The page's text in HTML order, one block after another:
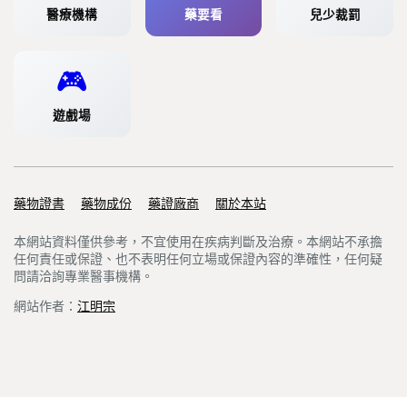
醫療機構 藥要看 兒少裁罰
🎮
遊戲場
Support links
藥物證書 藥物成份 藥證廠商 關於本站
本網站資料僅供參考，不宜使用在疾病判斷及治療。本網站不承擔
任何責任或保證、也不表明任何立場或保證內容的準確性，任何疑
問請洽詢專業醫事機構。
網站作者： 江明宗